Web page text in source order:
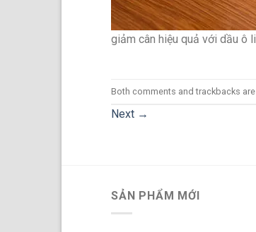
giảm cân hiệu quả với dầu ô
Both comments and trackbacks are
Next →
SẢN PHẨM MỚI